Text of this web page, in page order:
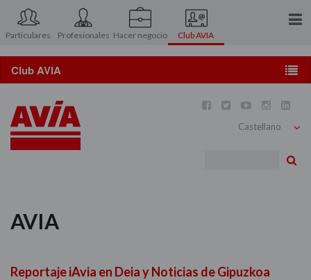
    
Particulares Profesionales Hacer negocio Club AVIA
Conoce el Club AVIA
AVIApocket
Catálogo de regalos
AVIA
Reportaje iAvia en Deia y Noticias de Gipuzkoa